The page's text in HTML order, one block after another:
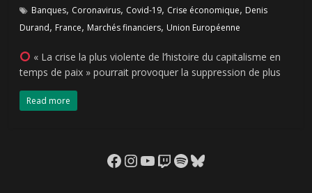
Banques, Coronavirus, Covid-19, Crise économique, Denis
Durand, France, Marchés financiers, Union Européenne
« La crise la plus violente de l’histoire du capitalisme en
temps de paix » pourrait provoquer la suppression de plus
Read more
Facebook
Instagram
YouTube
Twitch
Spotify
Bluesky